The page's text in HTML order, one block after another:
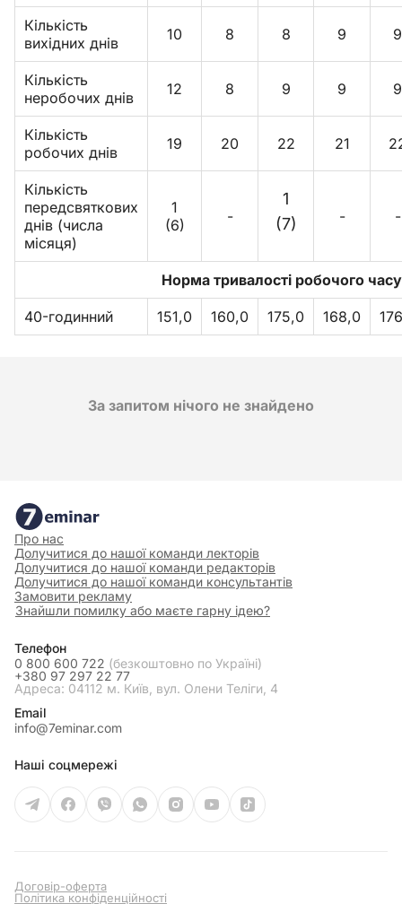
Кількість
вихідних днів
10 8 8 9 9
Кількість
неробочих днів
12 8 9 9 9
Кількість
робочих днів
19 20 22 21
Кількість
передсвяткових
днів (числа
місяця)
1
(6)
-
1
(7)
- -
Норма тривалості робочого
40-годинний 151,0 160,0 175,0 168,0
За запитом нічого не знайдено
Про нас
Долучитися до нашої команди лекторів
Долучитися до нашої команди редакторів
Долучитися до нашої команди консультантів
Замовити рекламу
Знайшли помилку або маєте гарну ідею?
Телефон
0 800 600 722 (безкоштовно по Україні)
+380 97 297 22 77
Адреса: 04112 м. Київ, вул. Олени Теліги, 4
Email
info@7eminar.com
Наші соцмережі
Договір-оферта
Політика конфіденційності